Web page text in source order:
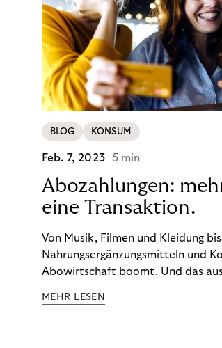
BLOG KONSUM
Feb. 7, 2023 5 min
Abozahlungen:
eine Transaktion.
Von Musik, Filmen und Kleidung
Nahrungsergänzungsmitteln und
Abowirtschaft boomt. Und das
wünschen. Sie ermöglichen es uns,
MEHR LESEN